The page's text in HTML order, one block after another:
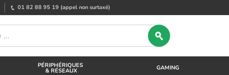
01 82 88 95 19 (appel non surtaxé)
PÉRIPHÉRIQUES
& RÉSEAUX GAMING